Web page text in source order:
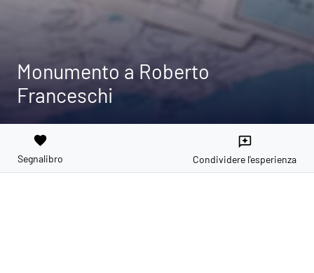
Monumento a Roberto
Franceschi
favorite
Segnalibro
reviews
Condividere l'esperienza